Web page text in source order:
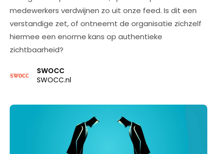
medewerkers verdwijnen zo uit onze feed. Is dit een
verstandige zet, of ontneemt de organisatie zichzelf
hiermee een enorme kans op authentieke
zichtbaarheid?
SWOCC
SWOCC.nl